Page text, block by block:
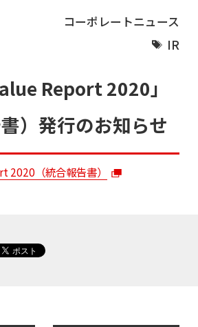
コーポレートニュース
IR
Report 2020」
書）発行のお知らせ
2020（統合報告書）